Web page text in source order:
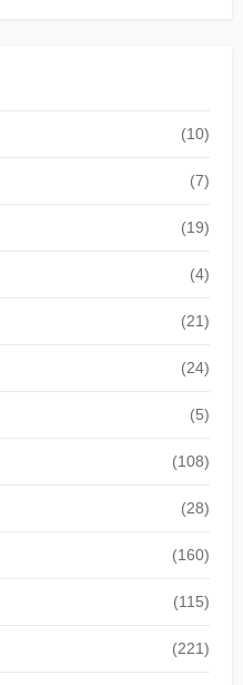
(10)
(7)
(19)
(4)
(21)
(24)
(5)
(108)
(28)
(160)
(115)
(221)